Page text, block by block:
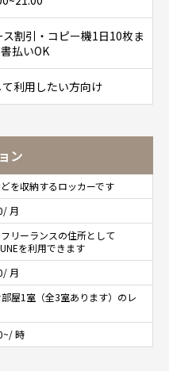
割引・コピー機1日10枚ま
払いOK
利用したい方向け
ン
を収納するロッカーです
月
リーランスの住所として
を利用できます
月
屋1室（全3室あります）のレ
時